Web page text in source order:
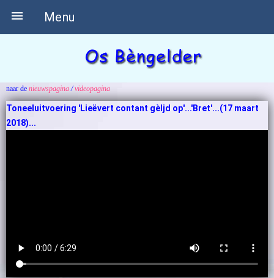
Menu

naar de nieuwspagina/videopagina
Toneeluitvoering 'Lieëvert contant gèljd op'...'Bret'...(17 maart
2018)...